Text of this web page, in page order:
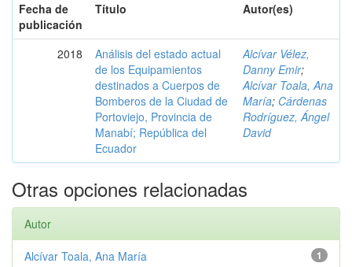
Fecha de
publicación
Título Autor(es)
2018
Análisis del estado actual
de los Equipamientos
destinados a Cuerpos de
Bomberos de la Ciudad de
Portoviejo, Provincia de
Manabí; República del
Ecuador
Alcívar Vélez,
Danny Emir;
Alcívar Toala, Ana
María; Cárdenas
Rodríguez, Ángel
David
Otras opciones relacionadas
Autor
1
Alcívar Toala, Ana María